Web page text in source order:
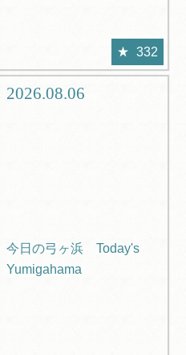
332
2026.08.06
今日の弓ヶ浜 Today's
Yumigahama